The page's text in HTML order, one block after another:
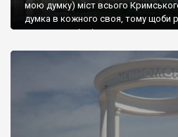
мою думку) міст всього
думка в кожного своя, тому щоби
запрошую відвідати це